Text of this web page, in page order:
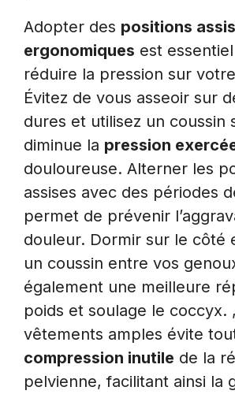
Adopter des positions
ergonomiques est
réduire la pression sur
Évitez de vous asseoir sur
dures et utilisez un coussin
diminue la pression
douloureuse. Alterner les
assises avec des périodes
permet de prévenir
douleur. Dormir sur le côté
un coussin entre vos
également une meilleure
poids et soulage le coccyx.
vêtements amples évite
compression inutile de la
pelvienne, facilitant ainsi la